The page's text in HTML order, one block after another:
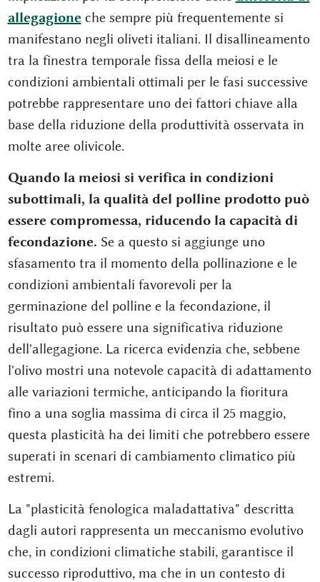
allegagioneche sempre più frequentemente si
manifestano negli oliveti italiani. Il disallineamento
tra la finestra temporale fissa della meiosi e le
condizioni ambientali ottimali per le fasi successive
potrebbe rappresentare uno dei fattori chiave alla
base della riduzione della produttività osservata in
molte aree olivicole.
Quando la meiosi si verifica in condizioni
subottimali, la qualità del polline prodotto può
essere compromessa, riducendo la capacità di
fecondazione. Se a questo si aggiunge uno
sfasamento tra il momento della pollinazione e le
condizioni ambientali favorevoli per la
germinazione del polline e la fecondazione, il
risultato può essere una significativa riduzione
dell'allegagione. La ricerca evidenzia che, sebbene
l'olivo mostri una notevole capacità di adattamento
alle variazioni termiche, anticipando la fioritura
fino a una soglia massima di circa il 25 maggio,
questa plasticità ha dei limiti che potrebbero essere
superati in scenari di cambiamento climatico più
estremi.
La "plasticità fenologica maladattativa" descritta
dagli autori rappresenta un meccanismo evolutivo
che, in condizioni climatiche stabili, garantisce il
successo riproduttivo, ma che in un contesto di